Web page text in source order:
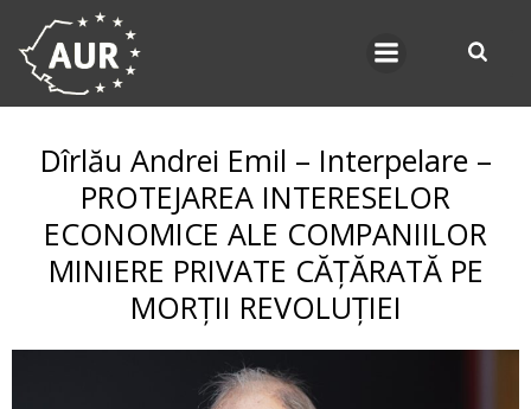
Dîrlău Andrei Emil – Interpelare –
PROTEJAREA INTERESELOR
ECONOMICE ALE COMPANIILOR
MINIERE PRIVATE CĂȚĂRATĂ PE
MORȚII REVOLUȚIEI